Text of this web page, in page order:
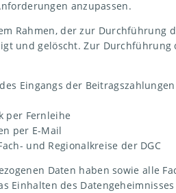
anzupassen.
Rahmen, der zur
und gelöscht. Zur
Eingangs der Beitragszahlungen
per Fernleihe
per E-Mail
und Regionalkreise der DGC
Daten haben sowie alle
Einhalten des